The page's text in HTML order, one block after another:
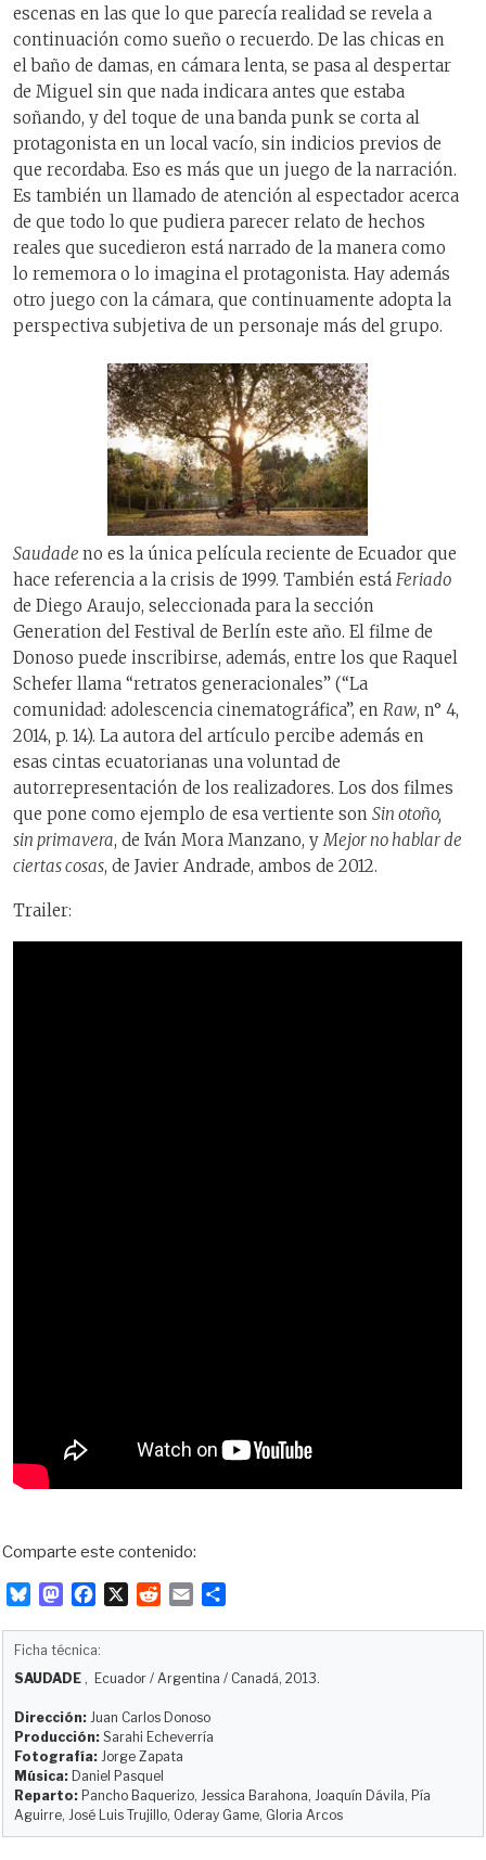
escenas en las que lo que parecía realidad se revela a
continuación como sueño o recuerdo. De las chicas en
el baño de damas, en cámara lenta, se pasa al despertar
de Miguel sin que nada indicara antes que estaba
soñando, y del toque de una banda punk se corta al
protagonista en un local vacío, sin indicios previos de
que recordaba. Eso es más que un juego de la narración.
Es también un llamado de atención al espectador acerca
de que todo lo que pudiera parecer relato de hechos
reales que sucedieron está narrado de la manera como
lo rememora o lo imagina el protagonista. Hay además
otro juego con la cámara, que continuamente adopta la
perspectiva subjetiva de un personaje más del grupo.
Saudade no es la única película reciente de Ecuador que
hace referencia a la crisis de 1999. También está Feriado
de Diego Araujo, seleccionada para la sección
Generation del Festival de Berlín este año. El filme de
Donoso puede inscribirse, además, entre los que Raquel
Schefer llama “retratos generacionales” (“La
comunidad: adolescencia cinematográfica”, en Raw, n° 4,
2014, p. 14). La autora del artículo percibe además en
esas cintas ecuatorianas una voluntad de
autorrepresentación de los realizadores. Los dos filmes
que pone como ejemplo de esa vertiente son Sin otoño,
sin primavera, de Iván Mora Manzano, yMejor no hablar de
ciertas cosas, de Javier Andrade, ambos de 2012.
Trailer:
Comparte este contenido:
u
s
k
y
M
o
d
o
n
b
o
o
k
X
i
t
l
a
r
Ficha técnica:
SAUDADE , Ecuador / Argentina / Canadá, 2013.
Dirección: Juan Carlos Donoso
Producción: Sarahi Echeverría
Fotografía: Jorge Zapata
Música: Daniel Pasquel
Reparto: Pancho Baquerizo, Jessica Barahona, Joaquín Dávila, Pía
Aguirre, José Luis Trujillo, Oderay Game, Gloria Arcos